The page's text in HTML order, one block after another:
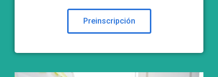
Preinscripción